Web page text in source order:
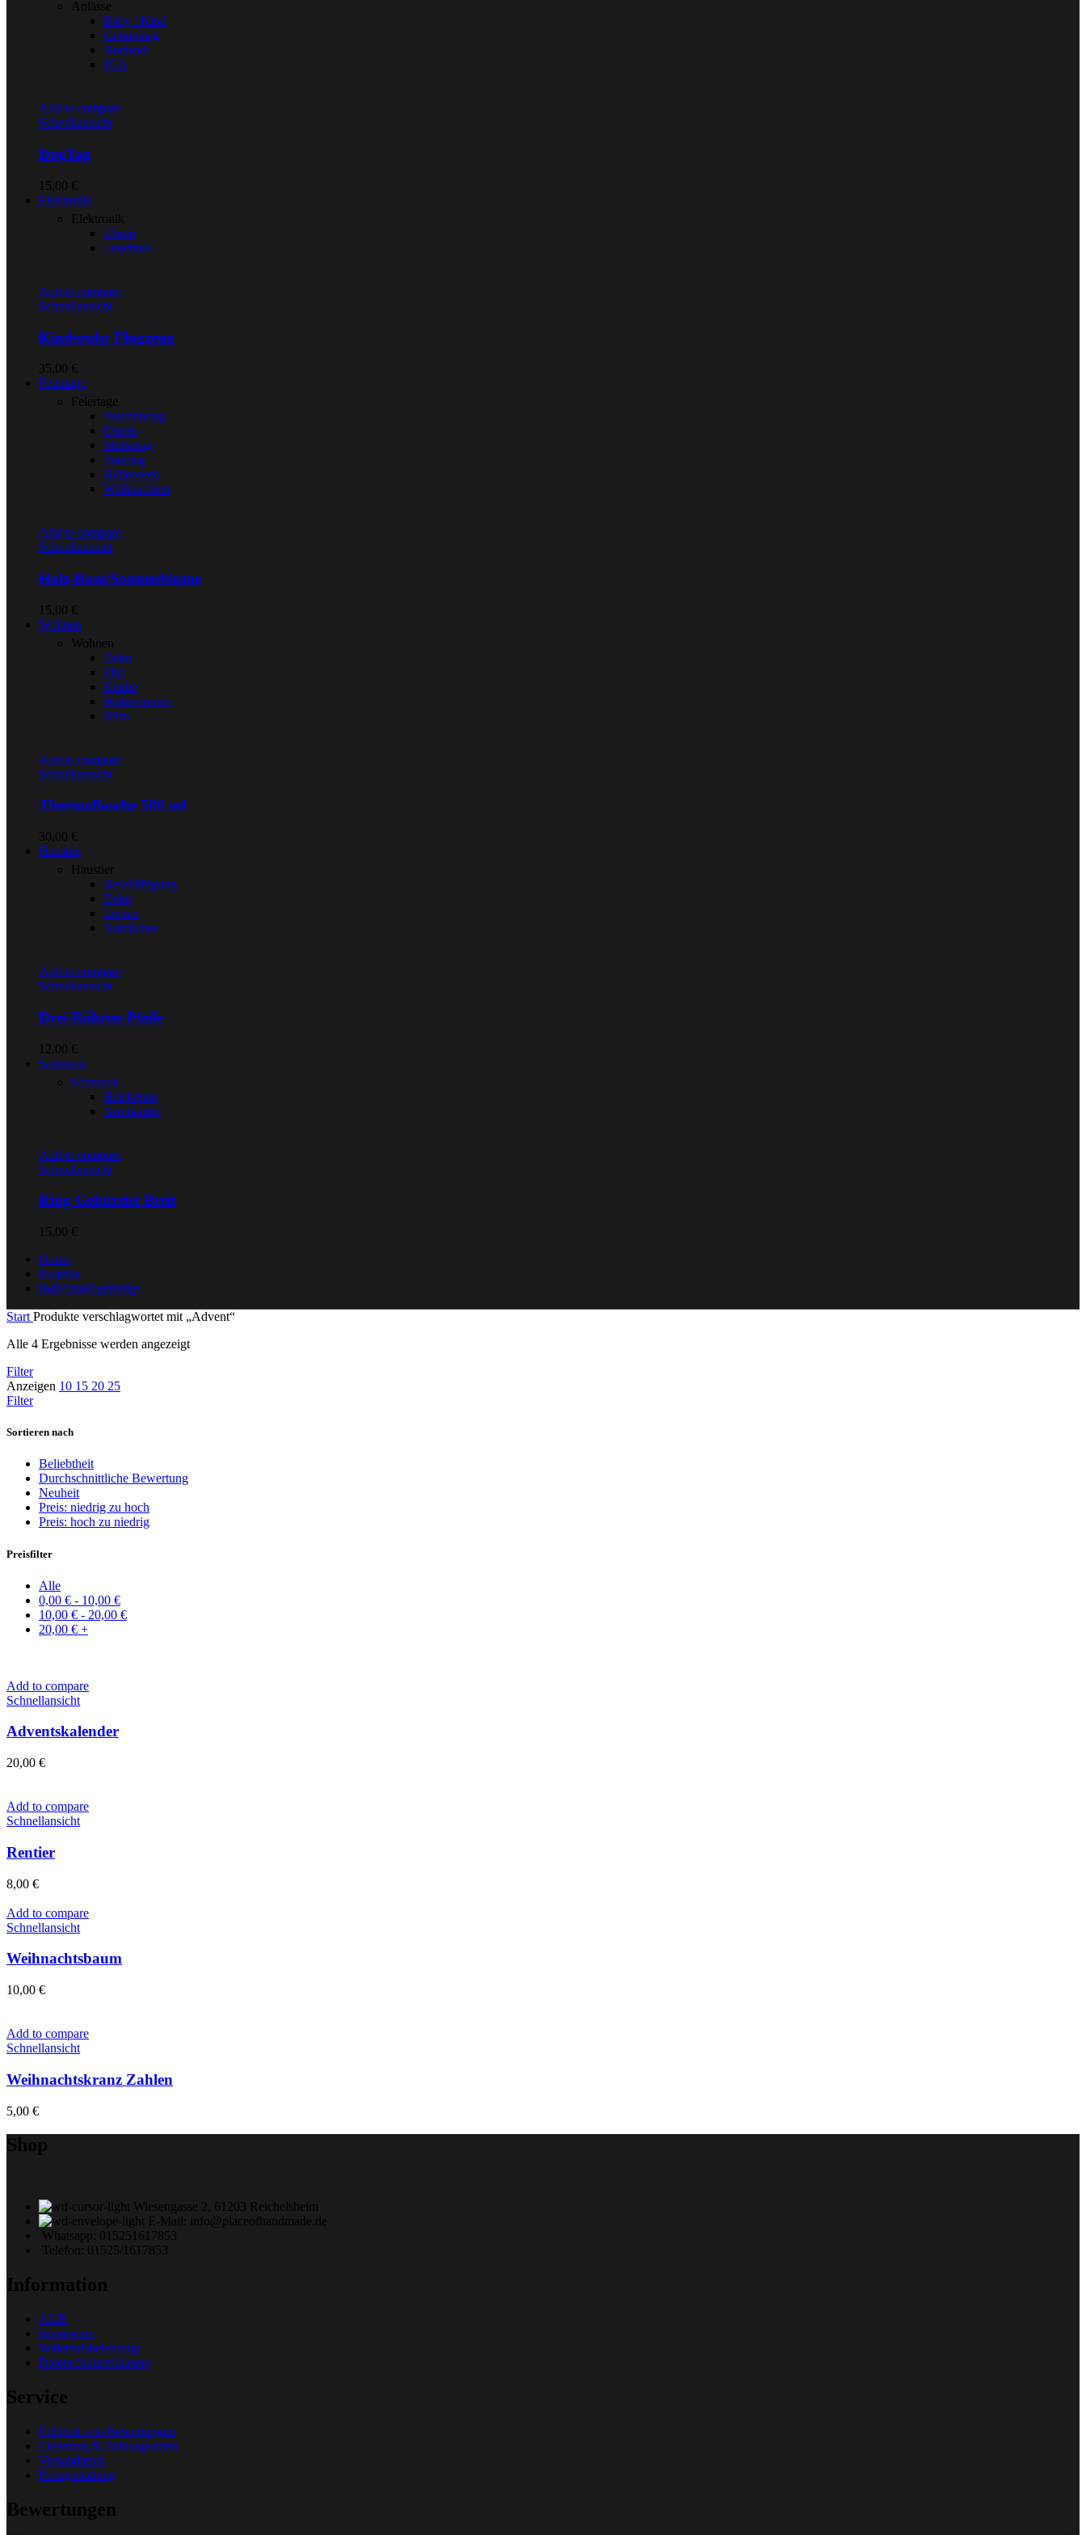
Anlässe
Baby / Kind
Geburtstag
Hochzeit
JGA
Add to compare
Schnellansicht
DogTag
15,00 €
Elektronik
Elektronik
Uhren
Leuchten
Add to compare
Schnellansicht
Kinderuhr Flugzeug
35,00 €
Feiertage
Feiertage
Valentinstag
Ostern
Muttertag
Vatertag
Halloween
Weihnachten
Add to compare
Schnellansicht
Holz-Rose/Sonnenblume
15,00 €
Wohnen
Wohnen
Deko
Flur
Küche
Wohnzimmer
Büro
Add to compare
Schnellansicht
Thermoflasche 500 ml
30,00 €
Haustier
Haustier
Beschäftigung
Deko
Leinen
Nützliches
Add to compare
Schnellansicht
Drei-Röhren-Pfeife
12,00 €
Schmuck
Schmuck
Halsketten
Armbänder
Add to compare
Schnellansicht
Ring Gebürstet Breit
15,00 €
Home
Projekte
Individuell gefertigt
Start Produkte verschlagwortet mit „Advent“
Alle 4 Ergebnisse werden angezeigt
Filter
Anzeigen 10 15 20 25
Filter
Sortieren nach
Beliebtheit
Durchschnittliche Bewertung
Neuheit
Preis: niedrig zu hoch
Preis: hoch zu niedrig
Preisfilter
Alle
0,00 € - 10,00 €
10,00 € - 20,00 €
20,00 € +
Add to compare
Schnellansicht
Adventskalender
20,00 €
Add to compare
Schnellansicht
Rentier
8,00 €
Add to compare
Schnellansicht
Weihnachtsbaum
10,00 €
Add to compare
Schnellansicht
Weihnachtskranz Zahlen
5,00 €
Shop
Wiesengasse 2, 61203 Reichelsheim
E-Mail: info@placeofhandmade.de
Whatsapp: 015251617853
Telefon: 01525/1617853
Information
AGB
Impressum
Widerrufsbelehrung
Datenschutzerklärung
Service
Echtheit von Bewertungen
Lieferung & Zahlungsarten
Versandarten
Preisgestaltung
Bewertungen